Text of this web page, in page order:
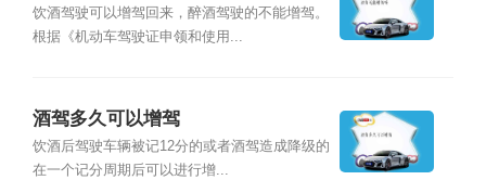
饮酒驾驶可以增驾回来，醉酒驾驶的不能增驾。
根据《机动车驾驶证申领和使用...
酒驾多久可以增驾
饮酒后驾驶车辆被记12分的或者酒驾造成降级的
在一个记分周期后可以进行增...